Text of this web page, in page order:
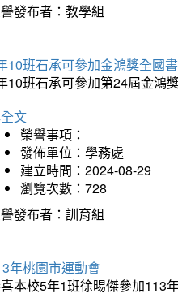
發布者：教學組
10班石承可參加金鴻獎全國
10班石承可參加第24屆金鴻
文
榮譽事項：
發佈單位：學務處
建立時間：2024-08-29
瀏覽次數：728
發布者：訓育組
年桃園市運動會
本校5年1班徐晹傑參加113